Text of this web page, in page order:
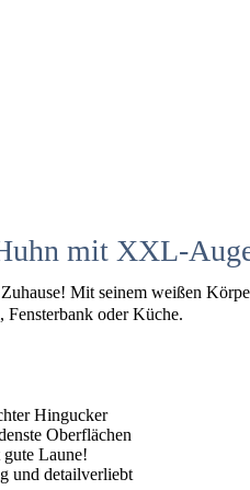
mit XXL-
Mit seinem weißen
oder Küche.
Hingucker
Oberflächen
Laune!
und detailverliebt